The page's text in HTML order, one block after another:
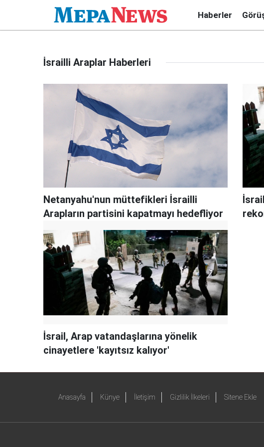
Haberler
İsrailli Araplar Haberleri
Netanyahu'nun müttefikleri İsrailli
Arapların partisini kapatmayı hedefliyor
İsrail, Arap vatandaşlarına yönelik
cinayetlere 'kayıtsız kalıyor'
Anasayfa Künye İletişim Gizlilik İlkeleri Sitene Ekle